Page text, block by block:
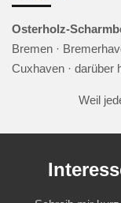
Osterholz-
Bremen ·
Cuxhaven · darüber
Weil